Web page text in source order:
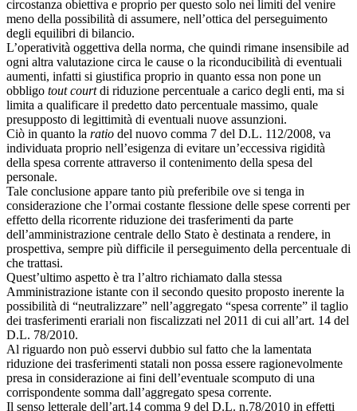
circostanza obiettiva e proprio per questo solo nei limiti del venire
meno della possibilità di assumere, nell’ottica del perseguimento
degli equilibri di bilancio.
L’operatività oggettiva della norma, che quindi rimane insensibile ad
ogni altra valutazione circa le cause o la riconducibilità di eventuali
aumenti, infatti si giustifica proprio in quanto essa non pone un
obbligo tout courtdi riduzione percentuale a carico degli enti, ma si
limita a qualificare il predetto dato percentuale massimo, quale
presupposto di legittimità di eventuali nuove assunzioni.
Ciò in quanto la ratio del nuovo comma 7 del D.L. 112/2008, va
individuata proprio nell’esigenza di evitare un’eccessiva rigidità
della spesa corrente attraverso il contenimento della spesa del
personale.
Tale conclusione appare tanto più preferibile ove si tenga in
considerazione che l’ormai costante flessione delle spese correnti per
effetto della ricorrente riduzione dei trasferimenti da parte
dell’amministrazione centrale dello Stato è destinata a rendere, in
prospettiva, sempre più difficile il perseguimento della percentuale di
che trattasi.
Quest’ultimo aspetto è tra l’altro richiamato dalla stessa
Amministrazione istante con il secondo quesito proposto inerente la
possibilità di “neutralizzare” nell’aggregato “spesa corrente” il taglio
dei trasferimenti erariali non fiscalizzati nel 2011 di cui all’art. 14 del
D.L. 78/2010.
Al riguardo non può esservi dubbio sul fatto che la lamentata
riduzione dei trasferimenti statali non possa essere ragionevolmente
presa in considerazione ai fini dell’eventuale scomputo di una
corrispondente somma dall’aggregato spesa corrente.
Il senso letterale dell’art.14 comma 9 del D.L. n.78/2010 in effetti